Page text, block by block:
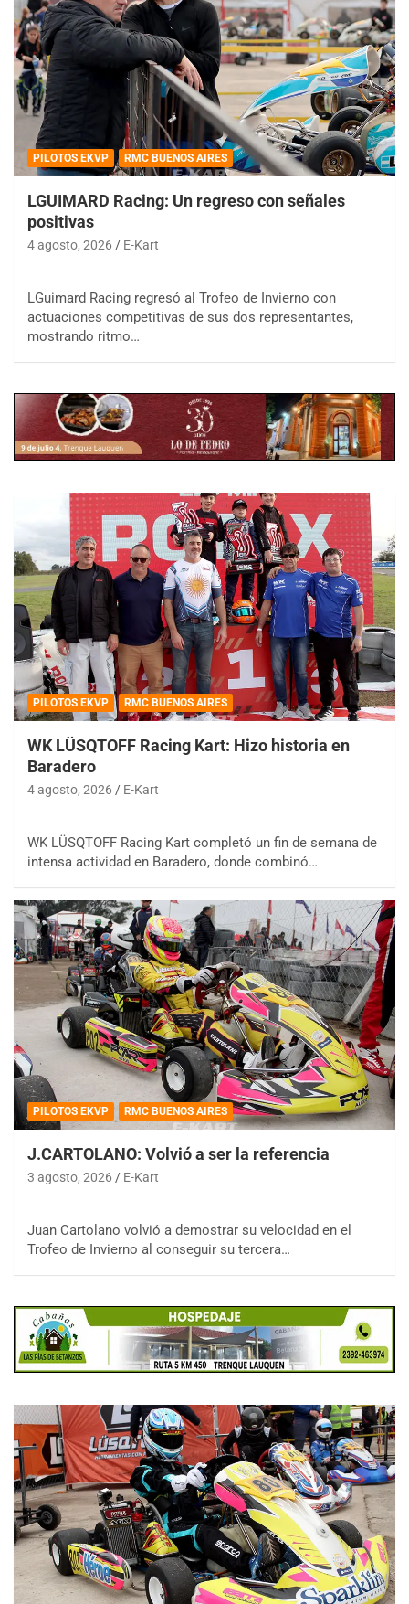
PILOTOS EKVP RMC BUENOS AIRES
LGUIMARD Racing: Un regreso con señales
positivas
4 agosto, 2026 E-Kart
LGuimard Racing regresó al Trofeo de Invierno con
actuaciones competitivas de sus dos representantes,
mostrando ritmo…
PILOTOS EKVP RMC BUENOS AIRES
WK LÜSQTOFF Racing Kart: Hizo historia en
Baradero
4 agosto, 2026 E-Kart
WK LÜSQTOFF Racing Kart completó un fin de semana de
intensa actividad en Baradero, donde combinó…
PILOTOS EKVP RMC BUENOS AIRES
J.CARTOLANO: Volvió a ser la referencia
3 agosto, 2026 E-Kart
Juan Cartolano volvió a demostrar su velocidad en el
Trofeo de Invierno al conseguir su tercera…